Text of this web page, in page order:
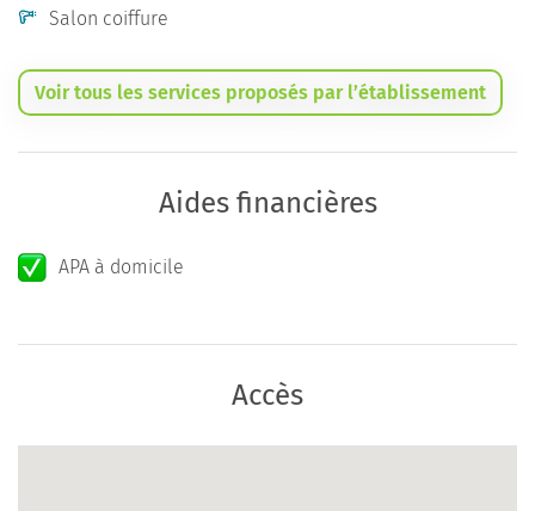
Salon coiffure
Voir tous les services proposés par l’établissement
Aides financières
APA à domicile
Accès